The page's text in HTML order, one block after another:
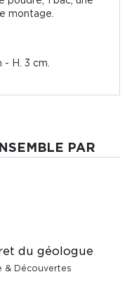
montage.
- H. 3 cm.
PAR
du géologue
& Découvertes